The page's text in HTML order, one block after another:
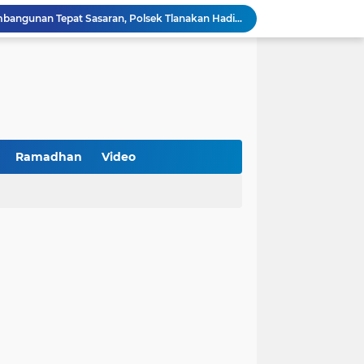
Kawal Perencanaan Pembangunan Tepat Sasaran, Polsek Tlanakan Hadiri Musrenbangdes Desa Bandaran
BPS Sampang: UMKM dan Usaha Besar Wajib Terdata di Sensus Ekonomi 2026, Kunci Kebijakan Tepat Sasaran
Baru Industri Jasa Keuangan
Ramadhan Video